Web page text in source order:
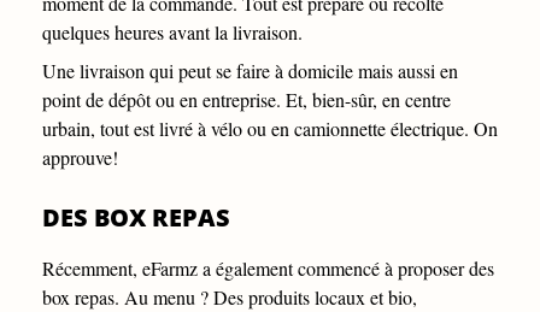
quelques heures avant la livraison.
Une livraison qui peut se faire à domicile mais aussi en
point de dépôt ou en entreprise. Et, bien-sûr, en centre
urbain, tout est livré à vélo ou en camionnette électrique. On
approuve!
DES BOX REPAS
Récemment, eFarmz a également commencé à proposer des
box repas. Au menu ? Des produits locaux et bio,